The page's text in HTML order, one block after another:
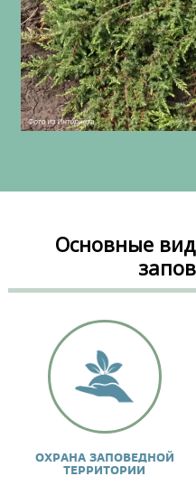
Основные
ОХРАНА ЗАПОВЕДНОЙ
ТЕРРИТОРИИ